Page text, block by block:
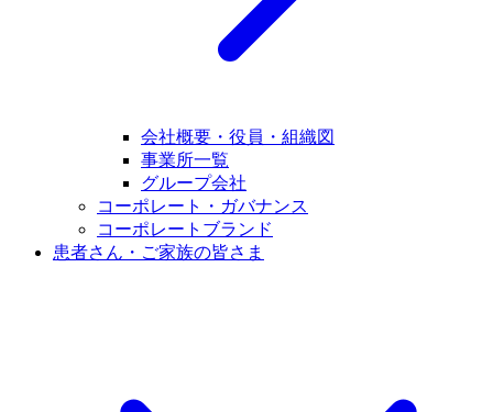
会社概要・役員・組織図
事業所一覧
グループ会社
コーポレート・ガバナンス
コーポレートブランド
患者さん・ご家族の皆さま